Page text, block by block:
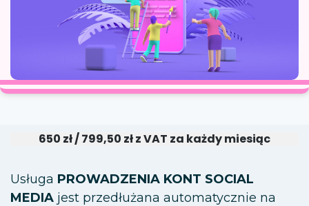
650 zł / 799,50 zł z VAT za każdy miesiąc
Usługa PROWADZENIA KONT SOCIAL
MEDIA jest przedłużana automatycznie na